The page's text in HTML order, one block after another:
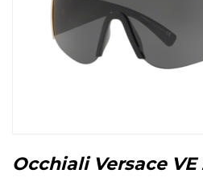
Occhiali Versace VE